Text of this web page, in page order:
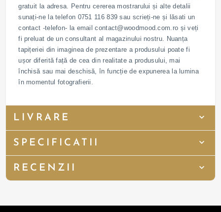
gratuit la adresa. Pentru cererea mostrarului și alte detalii
sunați-ne la telefon 0751 116 839 sau scrieți-ne și lăsati un
contact -telefon- la emailcontact@woodmood.com.ro și veți
fi preluat de un consultant al magazinului nostru. Nuanța
tapițeriei din imaginea de prezentare a produsului poate fi
ușor diferită față de cea din realitate a produsului, mai
închisă sau mai deschisă, în funcție de expunerea la lumina
în momentul fotografierii.
LIVRARE
SPECIFICATII
RECENZII